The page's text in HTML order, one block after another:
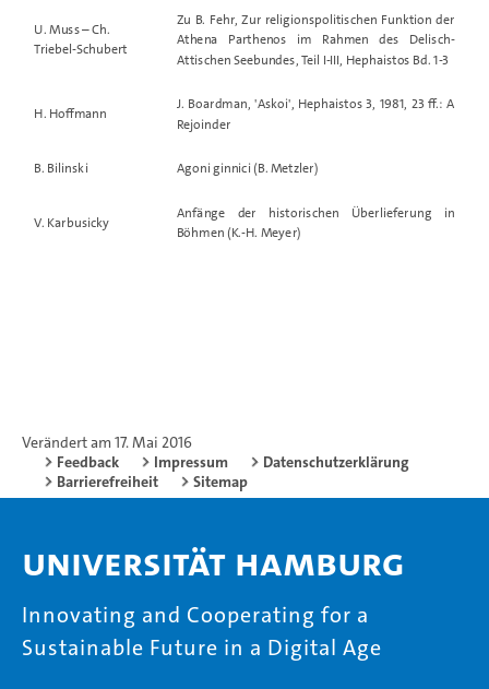
U. Muss – Ch.
Triebel-Schubert
Zu B. Fehr, Zur religionspolitischen Funktion der
Athena Parthenos im Rahmen des Delisch-
Attischen Seebundes, Teil I-III, Hephaistos Bd. 1-3
H. Hoffmann
J. Boardman, 'Askoi', Hephaistos 3, 1981, 23 ff.: A
Rejoinder
B. Bilinski Agoni ginnici (B. Metzler)
V. Karbusicky
Anfänge der historischen Überlieferung in
Böhmen (K.-H. Meyer)
Verändert am 17. Mai 2016
Feedback
Impressum
Datenschutzerklärung
Barrierefreiheit
Sitemap
Universität Hamburg
Innovating and Cooperating for a
Sustainable Future in a Digital Age